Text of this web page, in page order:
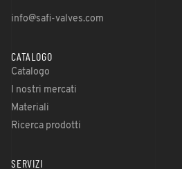
info@safi-valves.com
CATALOGO
Catalogo
I nostri mercati
Materiali
Ricerca prodotti
SERVIZI